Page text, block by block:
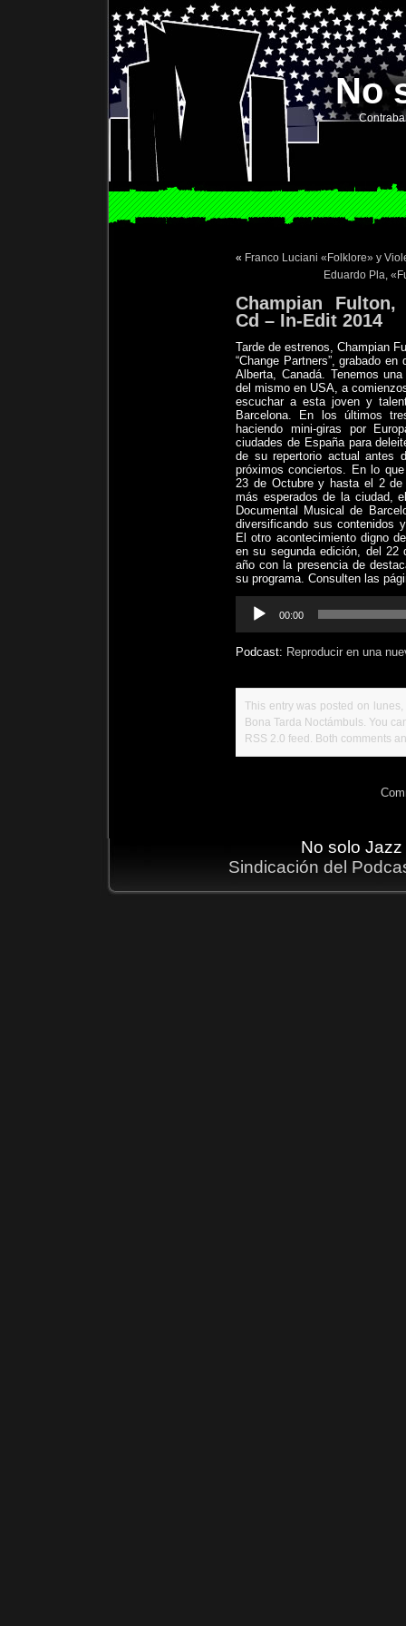
No
« Franco Luciani «Folklore» y
Eduardo Pla,
Champian Fulton,
Cd – In-Edit 2014
Tarde de estrenos, Champian
“Change Partners”, grabado
Alberta, Canadá. Tenemos
del mismo en USA, a
escuchar a esta joven y
Barcelona. En los últimos
haciendo mini-giras por
ciudades de España para
de su repertorio actual antes
próximos conciertos. En lo
23 de Octubre y hasta el 2 de
más esperados de la ciudad,
Documental Musical de
diversificando sus contenidos
El otro acontecimiento digno
en su segunda edición, del 22
año con la presencia de
su programa. Consulten las
Reproductor
00:00
Podcast: Reproducir en una
This entry was posted on
Bona Tarda Noctámbuls. You
RSS 2.0 feed. Both comments
No solo
Sindicación del